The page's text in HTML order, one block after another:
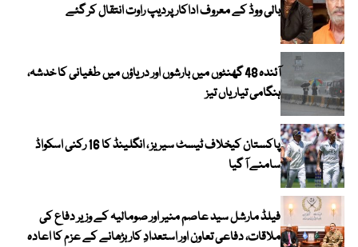
بالی ووڈ کے معروف اداکار پردیپ راوت انتقال کر گئے
آئندہ 48 گھنٹوں میں بارشوں اور دریاؤں میں طغیانی کا خدشہ،
ہنگامی تیاریاں تیز
پاکستان کیخلاف ٹیسٹ سیریز ، انگلینڈ کا 16 رکنی اسکواڈ
سامنے آ گیا
فیلڈ مارشل سید عاصم منیر اور صومالیہ کے وزیر دفاع کی
ملاقات، دفاعی تعاون اور استعدادِ کار بڑھانے کے عزم کا اعادہ